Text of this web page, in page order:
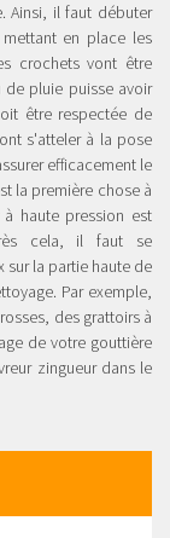
Ainsi, il faut débuter
en place les
crochets vont être
pluie puisse avoir
être respectée de
s'atteler à la pose
efficacement le
la première chose à
à haute pression est
cela, il faut se
sur la partie haute de
Par exemple,
des grattoirs à
de votre gouttière
zingueur dans le